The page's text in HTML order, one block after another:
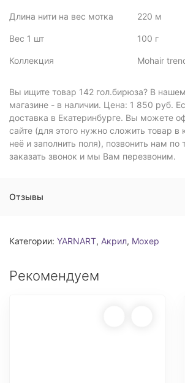
Длина нити на вес мотка 220 м
Вес 1 шт 100 г
Коллекция Mohair
Вы ищите товар 142 гол.бирюза? В
магазине - в наличии. Цена: 1 850 руб.
доставка в Екатеринбурге. Вы можете
сайте (для этого нужно сложить товар в
неё и заполнить поля), позвонить нам по
заказать звонок и мы Вам перезвоним.
Отзывы
Категории: YARNART, Акрил, Мохер
Рекомендуем